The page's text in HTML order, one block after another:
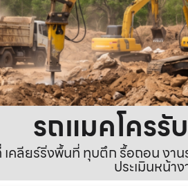
รถแมคโครรั
คลียร์ริ่งพื้นที่ ทุบตึก รื้อถอน งาน
ประเมินหน้า